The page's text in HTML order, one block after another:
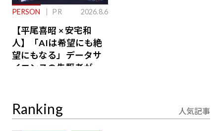
PERSON PR 2026.8.6
【平尾喜昭 × 安宅和
人】「AIは希望にも絶
望にもなる」データサ
イエンスの先駆者が語
Ranking 人気記事